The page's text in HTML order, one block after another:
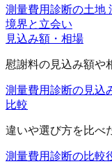
測量費用診断の土地
境界と立会い
見込み額・相場
慰謝料の見込み額や
測量費用診断の見込
比較
違いや選び方を比べ
測量費用診断の比較